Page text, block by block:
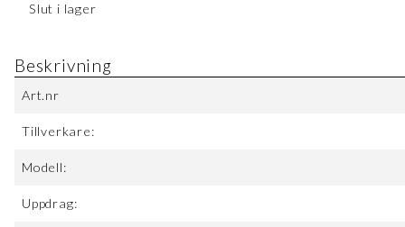
Slut i lager
Beskrivning
Art.nr
Tillverkare:
Modell:
Uppdrag: